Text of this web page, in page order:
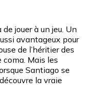
jouer à un jeu. Un
avantageux pour
de l’héritier des
coma. Mais les
Santiago se
la vraie